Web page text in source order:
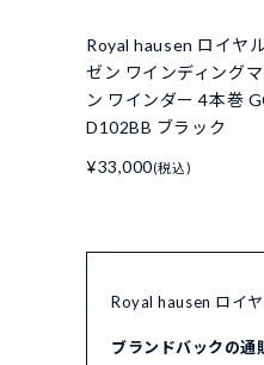
Royal hausen ロイヤ
ゼン ワインディング
ン ワインダー 4本巻
D102BB ブラック
¥33,000(税込)
Royal hausen ロイ
ブランドバックの